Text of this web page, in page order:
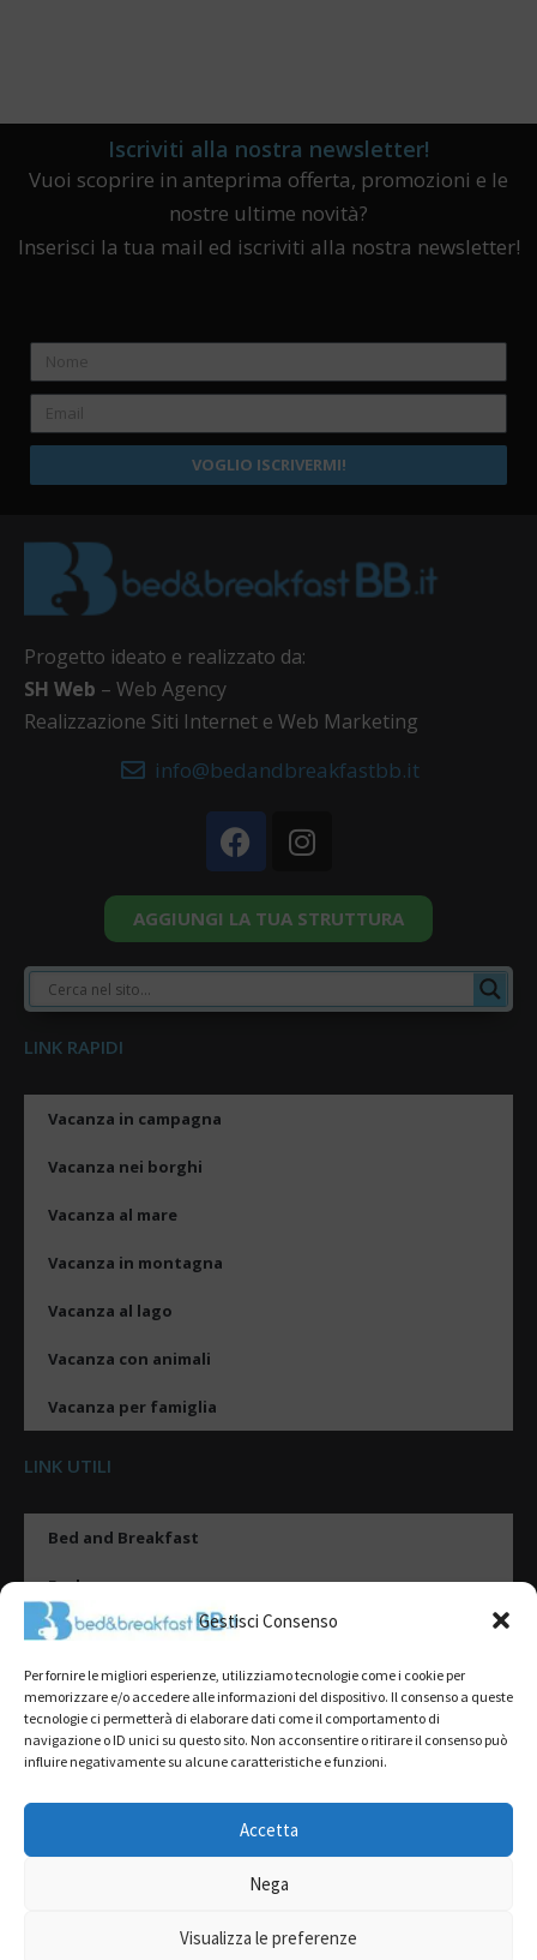
Gestisci Consenso
Per fornire le migliori esperienze, utilizziamo tecnologie come i cookie per
memorizzare e/o accedere alle informazioni del dispositivo. Il consenso a queste
tecnologie ci permetterà di elaborare dati come il comportamento di
navigazione o ID unici su questo sito. Non acconsentire o ritirare il consenso può
influire negativamente su alcune caratteristiche e funzioni.
Accetta
Nega
Visualizza le preferenze
Iscriviti alla nostra newsletter!
Vuoi scoprire in anteprima offerta, promozioni e le
nostre ultime novità?
Inserisci la tua mail ed iscriviti alla nostra newsletter!
VOGLIO ISCRIVERMI!
Progetto ideato e realizzato da:
SH Web – Web Agency
Realizzazione Siti Internet e Web Marketing
info@bedandbreakfastbb.it
AGGIUNGI LA TUA STRUTTURA
LINK RAPIDI
Vacanza in campagna
Vacanza nei borghi
Vacanza al mare
Vacanza in montagna
Vacanza al lago
Vacanza con animali
Vacanza per famiglia
LINK UTILI
Bed and Breakfast
Esplora
Tipologie di alloggio
Destinazioni
Il mio account
2022@ All Rights Reserved | Tutti i contenuti ed i diritti sono riservati, è
L’accesso o l’utilizzo di questo sito è subordinato all’accettazione dei